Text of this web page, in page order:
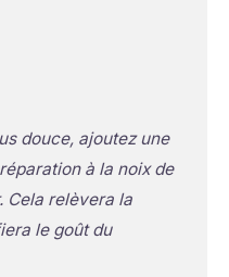
douce, ajoutez une
à la noix de
Cela relèvera la
le goût du